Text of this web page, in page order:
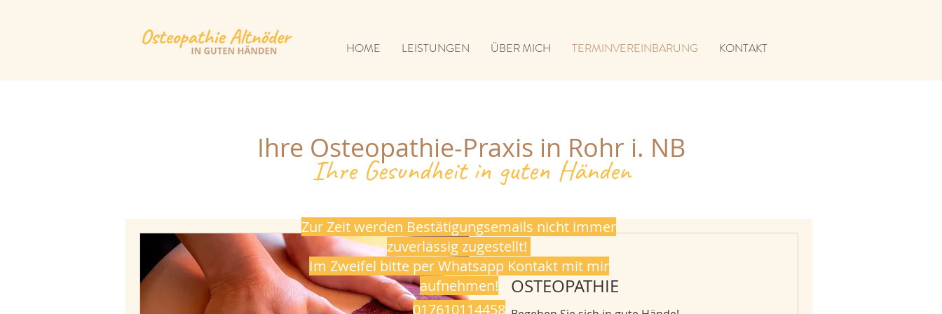
HOME LEISTUNGEN ÜBER MICH TERMINVEREINBARUNG KONTAKT
Ihre Osteopathie-Praxis in Rohr i. NB
Ihre Gesundheit in guten Händen
OSTEOPATHIE
Zur Zeit werden Bestätigungsemails nicht immer
zuverlässig zugestellt!
Im Zweifel bitte per Whatsapp Kontakt mit mir
aufnehmen!
017610114458